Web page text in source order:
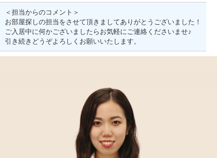
＜担当からのコメント＞
お部屋探しの担当をさせて頂きましてありがとうございました！
ご入居中に何かございましたらお気軽にご連絡くださいませ♪
引き続きどうぞよろしくお願いいたします。